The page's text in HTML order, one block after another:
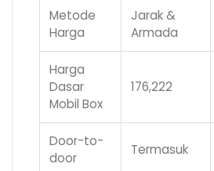
Metode
Harga
Jarak &
Armada
Harga
Dasar
Mobil Box
176,222
Door-to-
door
Termasuk